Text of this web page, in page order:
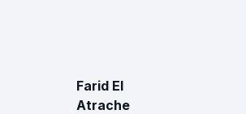
Farid El
Atrache